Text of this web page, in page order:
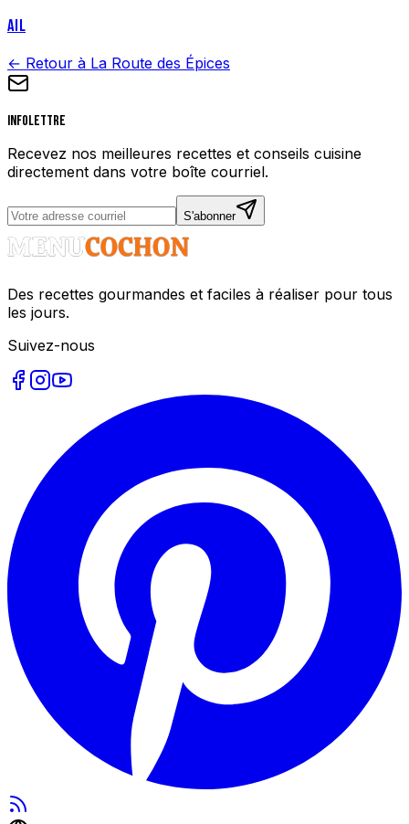
AIL
← Retour à La Route des Épices
Infolettre
Recevez nos meilleures recettes et conseils cuisine
directement dans votre boîte courriel.
S'abonner
Des recettes gourmandes et faciles à réaliser pour tous
les jours.
Suivez-nous